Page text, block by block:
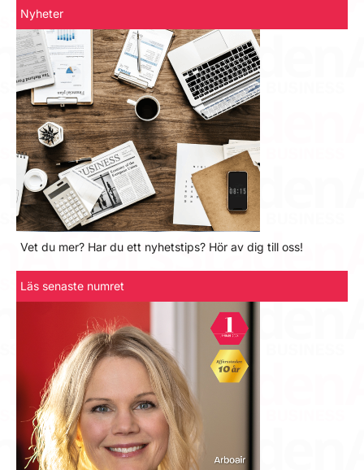
Nyheter
Vet du mer? Har du ett nyhetstips? Hör av dig till oss!
Läs senaste numret